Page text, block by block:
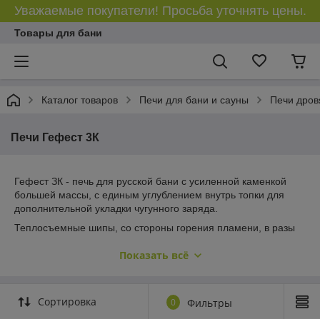
Уважаемые покупатели! Просьба уточнять цены.
Товары для бани
Каталог товаров Печи для бани и сауны Печи
Печи Гефест 3К
Гефест ЗК - печь для русской бани с усиленной каменкой
большей массы, с единым углублением внутрь топки для
дополнительной укладки чугунного заряда.
Теплосъемные шипы, со стороны горения пламени, в разы
ускоряют передачу тепла, а также способствуют лучшему
Эти усовершенствования значительно повышают мощность
Показать всё
Сортировка 0 Фильтры